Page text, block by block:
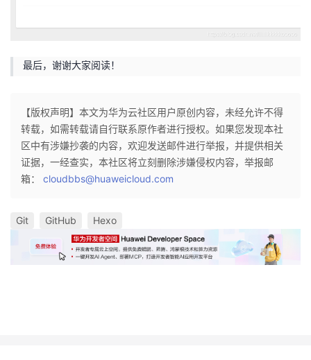
最后，谢谢大家阅读！
【版权声明】本文为华为云社区用户原创内容，未经允许不得
转载，如需转载请自行联系原作者进行授权。如果您发现本社
区中有涉嫌抄袭的内容，欢迎发送邮件进行举报，并提供相关
证据，一经查实，本社区将立刻删除涉嫌侵权内容，举报邮
箱： cloudbbs@huaweicloud.com
Git GitHub Hexo